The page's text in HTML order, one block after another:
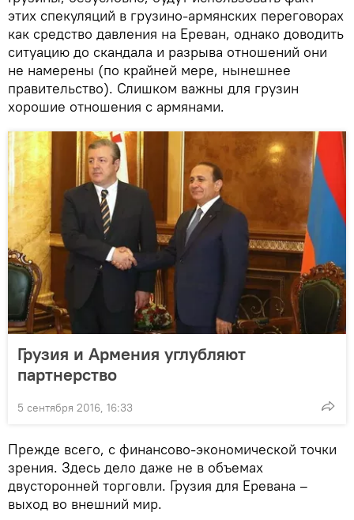
этих спекуляций в грузино-армянских переговорах
как средство давления на Ереван, однако доводить
ситуацию до скандала и разрыва отношений они
не намерены (по крайней мере, нынешнее
правительство). Слишком важны для грузин
хорошие отношения с армянами.
Грузия и Армения углубляют
партнерство
5 сентября 2016, 16:33
Прежде всего, с финансово-экономической точки
зрения. Здесь дело даже не в объемах
двусторонней торговли. Грузия для Еревана –
выход во внешний мир.